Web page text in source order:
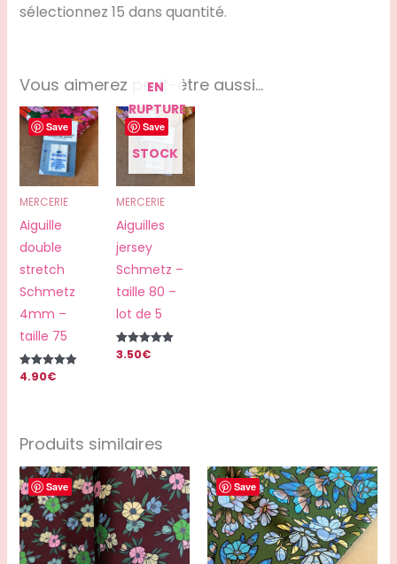
sélectionnez 15 dans quantité.
Vous aimerez peut-être aussi…
Save
MERCERIE
Aiguille
double
stretch
Schmetz
4mm –
taille 75
Note
4.90€
Save
EN
RUPTURE
DE
STOCK
MERCERIE
Aiguilles
jersey
Schmetz –
taille 80 –
lot de 5
Note
3.50€
Produits similaires
Save Save